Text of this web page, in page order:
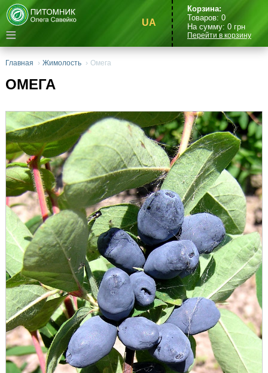
≡
UA
Корзина:
Товаров: 0
На сумму: 0 грн
Перейти в корзину
Главная › Жимолость › Омега
ОМЕГА